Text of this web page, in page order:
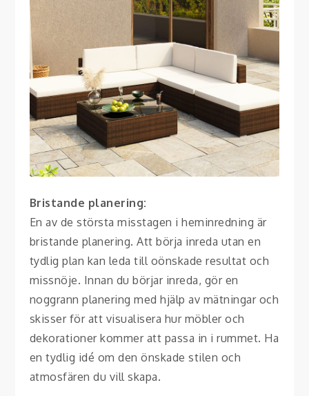
Bristande planering:
En av de största misstagen i heminredning är
bristande planering. Att börja inreda utan en
tydlig plan kan leda till oönskade resultat och
missnöje. Innan du börjar inreda, gör en
noggrann planering med hjälp av mätningar och
skisser för att visualisera hur möbler och
dekorationer kommer att passa in i rummet. Ha
en tydlig idé om den önskade stilen och
atmosfären du vill skapa.